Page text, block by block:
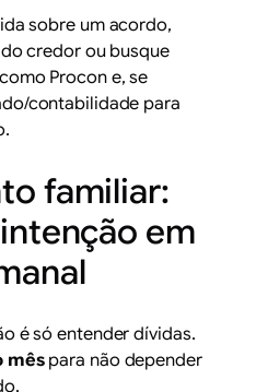
sobre um acordo,
credor ou busque
Procone, se
contabilidade para
familiar:
em
é só entender dívidas.
mêspara não depender